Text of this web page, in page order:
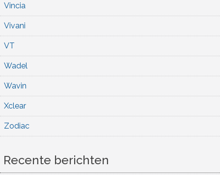
Vincia
Vivani
VT
Wadel
Wavin
Xclear
Zodiac
Recente berichten